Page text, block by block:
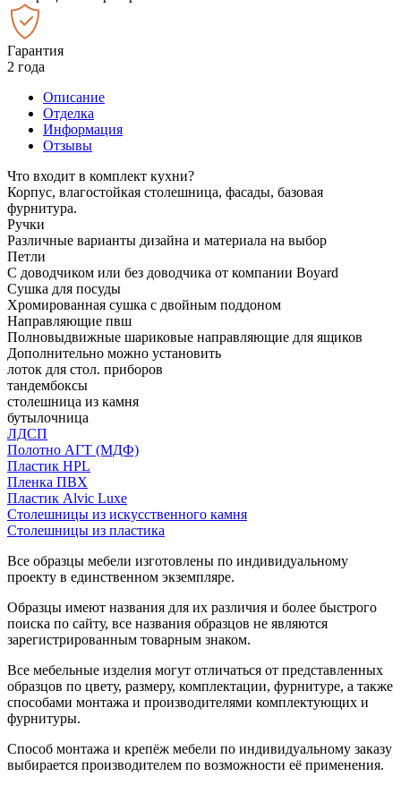
Гарантия
2 года
Описание
Отделка
Информация
Отзывы
Что входит в комплект кухни?
Корпус, влагостойкая столешница, фасады, базовая
фурнитура.
Ручки
Различные варианты дизайна и материала на выбор
Петли
С доводчиком или без доводчика от компании Boyard
Сушка для посуды
Хромированная сушка с двойным поддоном
Направляющие пвш
Полновыдвижные шариковые направляющие для ящиков
Дополнительно можно установить
лоток для стол. приборов
тандембоксы
столешница из камня
бутылочница
ЛДСП
Полотно АГТ (МДФ)
Пластик HPL
Пленка ПВХ
Пластик Alvic Luxe
Столешницы из искусственного камня
Столешницы из пластика
Все образцы мебели изготовлены по индивидуальному
проекту в единственном экземпляре.
Образцы имеют названия для их различия и более быстрого
поиска по сайту, все названия образцов не являются
зарегистрированным товарным знаком.
Все мебельные изделия могут отличаться от представленных
образцов по цвету, размеру, комплектации, фурнитуре, а также
способами монтажа и производителями комплектующих и
фурнитуры.
Способ монтажа и крепёж мебели по индивидуальному заказу
выбирается производителем по возможности её применения.